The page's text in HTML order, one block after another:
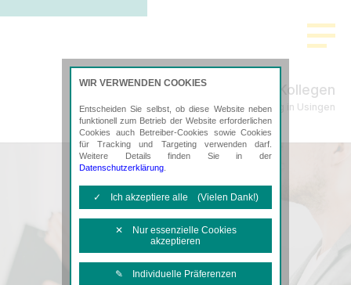
Schade & Kollegen
Steuerberatung in Usingen
WIR VERWENDEN COOKIES
Entscheiden Sie selbst, ob diese Website neben
funktionell zum Betrieb der Website erforderlichen
Cookies auch Betreiber-Cookies sowie Cookies
für Tracking und Targeting verwenden darf.
Weitere Details finden Sie in der
Datenschutzerklärung
✓ Ich akzeptiere alle (Vielen Dank!)
✕ Nur essenzielle Cookies
akzeptieren
✎ Individuelle Präferenzen